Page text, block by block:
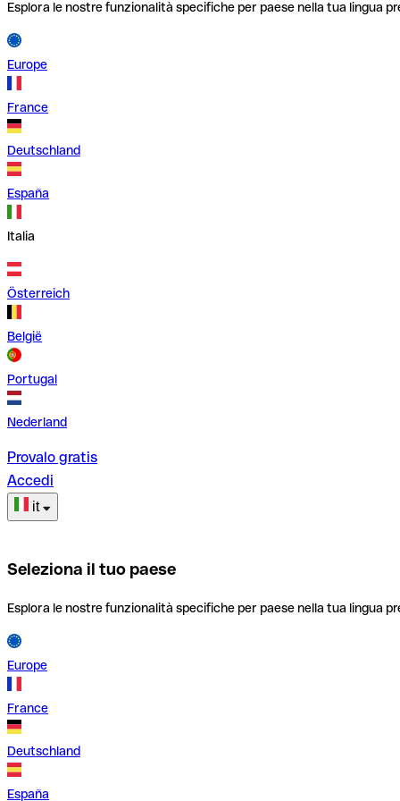
Esplora le nostre funzionalità specifiche per paese nella tua lingua
Europe
France
Deutschland
España
Italia
Österreich
België
Portugal
Nederland
Provalo gratis
Accedi
it
Seleziona il tuo paese
Esplora le nostre funzionalità specifiche per paese nella tua lingua
Europe
France
Deutschland
España